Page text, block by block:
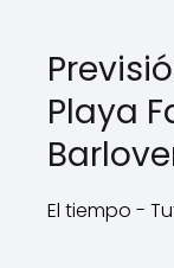
Playa
El tiempo -